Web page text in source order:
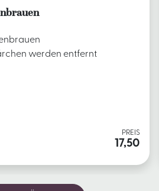
werden entfernt
PREIS
17,50